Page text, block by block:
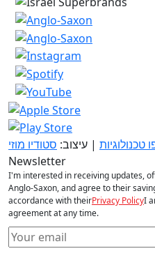
טכנולוגיות | עיצוב: סטודיו מוזי
Newsletter
I'm interested in receiving updates,
Anglo-Saxon, and agree to their
accordance with theirPrivacy PolicyI
agreement at any time.